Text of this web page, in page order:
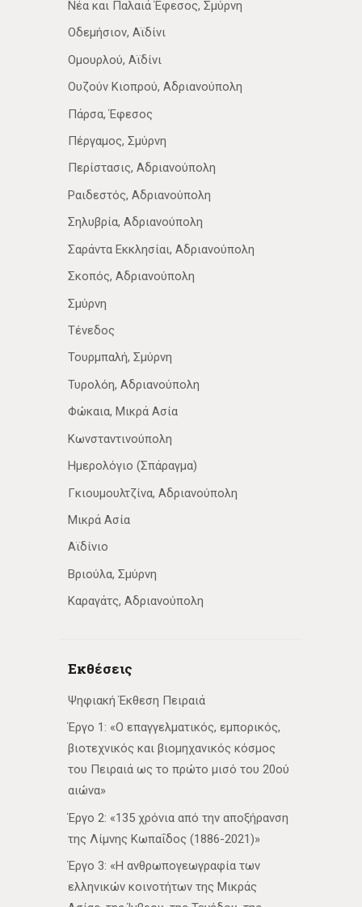
Νέα­ και Παλαιά Έφεσος, Σμύρνη
Οδεμήσιον, Αϊδίνι
Ομουρλού, Αϊδίνι
Ουζούν Κιοπρού, Αδριανούπολη
Πάρσα, Έφεσος
Πέργαμος, Σμύρνη
Περίστασις, Αδριανούπολη
Ραιδεστός, Αδριανούπολη
Σηλυβρία, Αδριανούπολη
Σαράντα Εκκλησίαι, Αδριανούπολη
Σκοπός, Αδριανούπολη
Σμύρνη
Τένεδος
Τουρμπαλή, Σμύρνη
Τυρολόη, Αδριανούπολη
Φώκαια, Μικρά Ασία
Κωνσταντινούπολη
Ημερολόγιο (Σπάραγμα)
Γκιουμουλτζίνα, Αδριανούπολη
Μικρά Ασία
Αϊδίνιο
Βριούλα, Σμύρνη
Καραγάτς, Αδριανούπολη
Εκθέσεις
Ψηφιακή Έκθεση Πειραιά
Έργο 1: «Ο επαγγελματικός, εμπορικός,
βιοτεχνικός και βιομηχανικός κόσμος
του Πειραιά ως το πρώτο μισό του 20ού
αιώνα»
Έργο 2: «135 χρόνια από την αποξήρανση
της Λίμνης Κωπαΐδος (1886-2021)»
Έργο 3: «Η ανθρωπογεωγραφία των
ελληνικών κοινοτήτων της Μικράς